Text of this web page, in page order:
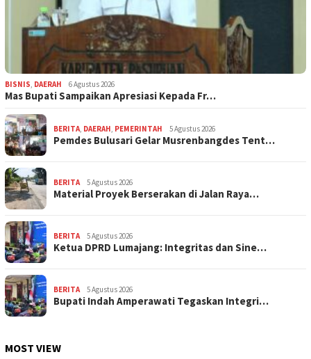
BISNIS, DAERAH 6 Agustus 2026
Mas Bupati Sampaikan Apresiasi Kepada Fr…
BERITA, DAERAH, PEMERINTAH 5 Agustus 2026
Pemdes Bulusari Gelar Musrenbangdes Tent…
BERITA 5 Agustus 2026
Material Proyek Berserakan di Jalan Raya…
BERITA 5 Agustus 2026
Ketua DPRD Lumajang: Integritas dan Sine…
BERITA 5 Agustus 2026
Bupati Indah Amperawati Tegaskan Integri…
MOST VIEW